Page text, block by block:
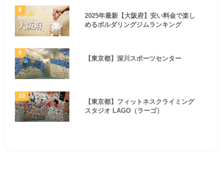
2025年最新【大阪府】安い料金で楽し
めるボルダリングジムランキング
【東京都】深川スポーツセンター
【東京都】フィットネスクライミング
スタジオ LAGO（ラーゴ）